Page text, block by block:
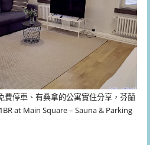
費停車、有桑拿的公寓實住分享，芬蘭
at Main Square – Sauna & Parking